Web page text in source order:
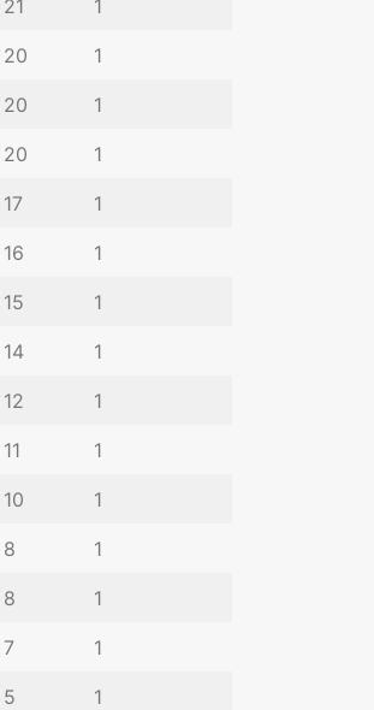
21 1
20 1
20 1
20 1
17 1
16 1
15 1
14 1
12 1
11 1
10 1
8 1
8 1
7 1
5 1